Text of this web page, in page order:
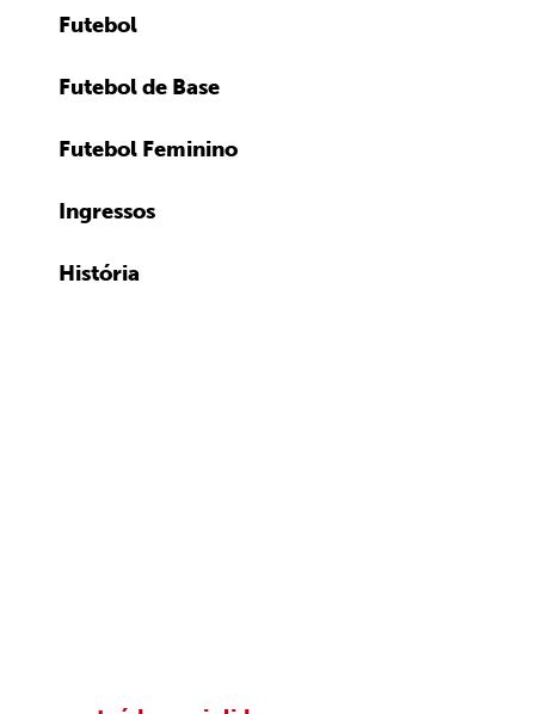
Futebol
Futebol de Base
Futebol Feminino
Ingressos
História